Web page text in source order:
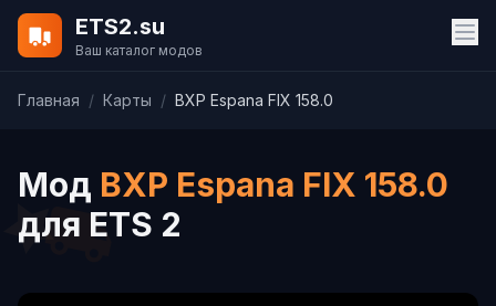
ETS2.su
Ваш каталог модов
Главная / Карты / BXP Espana FIX 158.0
Мод BXP Espana FIX 158.0
для ETS 2